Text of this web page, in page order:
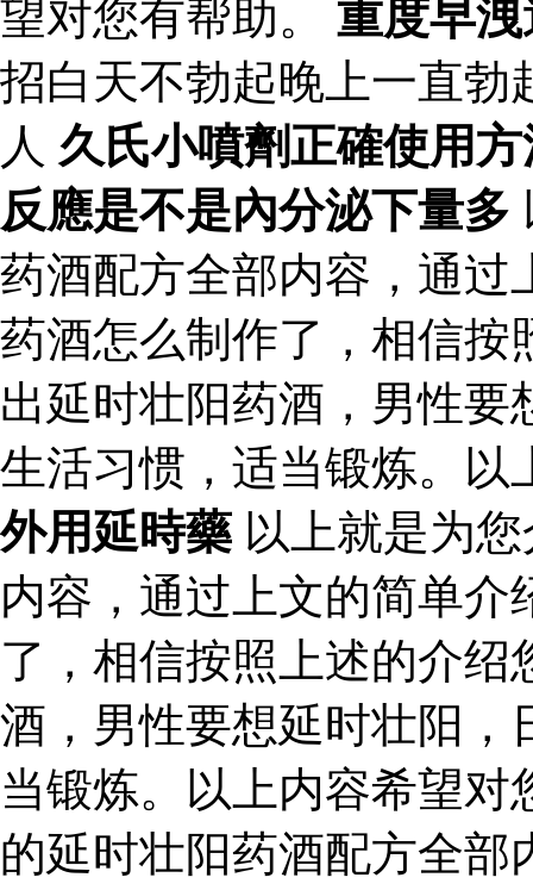
望对您有帮助。 重度早
招白天不勃起晚上一直勃
人 久氏小噴劑正確使用方
反應是不是內分泌下量多
药酒配方全部内容，通过
药酒怎么制作了，相信按
出延时壮阳药酒，男性
生活习惯，适当锻炼。
外用延時藥 以上就是为
内容，通过上文的简单
了，相信按照上述的介
酒，男性要想延时壮阳，
当锻炼。以上内容希望
的延时壮阳药酒配方全